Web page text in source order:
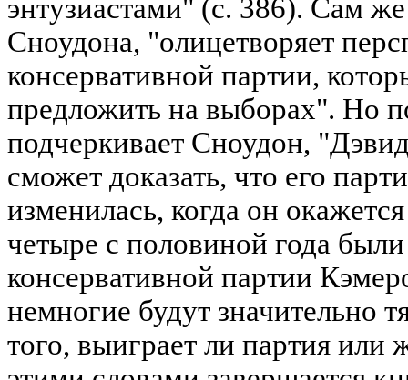
энтузиастами" (с. 386). Сам
Сноудона, "олицетворяет
консервативной партии,
предложить на выборах". Но
подчеркивает Сноудон,
сможет доказать, что его
изменилась, когда он
четыре с половиной года
консервативной партии
немногие будут значительно
того, выиграет ли партия или